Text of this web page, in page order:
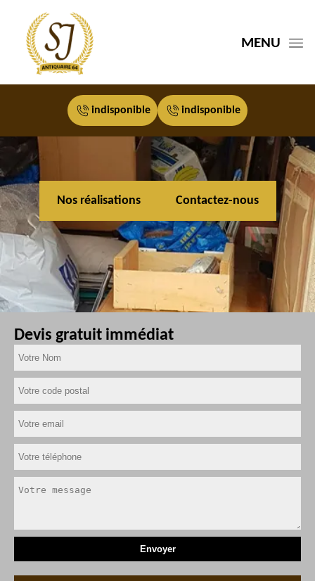
MENU
indisponible indisponible
Nos réalisations Contactez-nous
Devis gratuit immédiat